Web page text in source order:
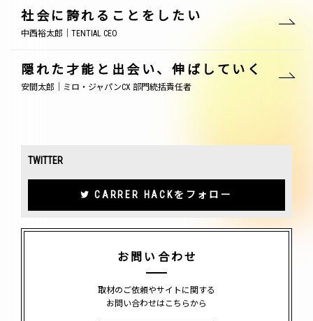
社会に誇れることをしたい
中西裕太郎｜TENTIAL CEO
隠れた才能と出会い、伸ばしていく
安間太郎｜ミロ・ジャパンCX 部門統括責任者
TWITTER
CARRER HACKをフォロー
お問い合わせ
取材のご依頼やサイトに関する
お問い合わせはこちらから